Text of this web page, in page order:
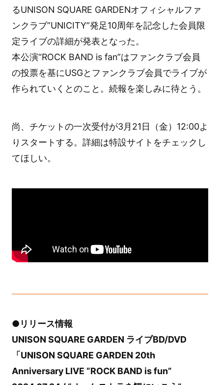
るUNISON SQUARE GARDENオフィシャルファ
ンクラブ”UNICITY”発足10周年を記念した会員限
定ライブの詳細が発表となった。
本公演“ROCK BAND is fan”はファンクラブ会員
の投票を基にUSGとファンクラブ会員でライブが
作られていくとのこと。続報を楽しみに待とう。
尚、チケットの一次受付が3月21日（金）12:00よ
りスタートする。詳細は特設サイトをチェックし
てほしい。
●リリース情報
UNISON SQUARE GARDEN ライブBD/DVD
「UNISON SQUARE GARDEN 20th
Anniversary LIVE “ROCK BAND is fun”